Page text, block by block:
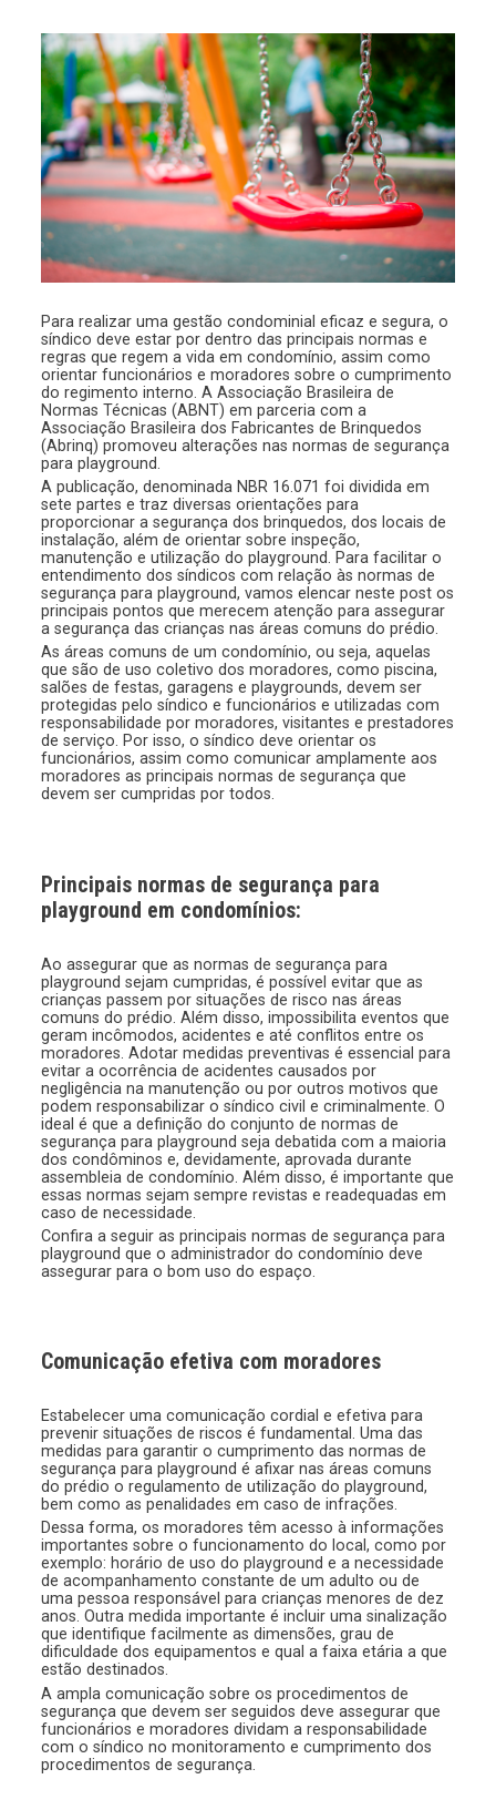
Para realizar uma gestão condominial eficaz e segura, o
síndico deve estar por dentro das principais normas e
regras que regem a vida em condomínio, assim como
orientar funcionários e moradores sobre o cumprimento
do regimento interno. A Associação Brasileira de
Normas Técnicas (ABNT) em parceria com a
Associação Brasileira dos Fabricantes de Brinquedos
(Abrinq) promoveu alterações nas normas de segurança
para playground.
A publicação, denominada NBR 16.071 foi dividida em
sete partes e traz diversas orientações para
proporcionar a segurança dos brinquedos, dos locais de
instalação, além de orientar sobre inspeção,
manutenção e utilização do playground. Para facilitar o
entendimento dos síndicos com relação às normas de
segurança para playground, vamos elencar neste post os
principais pontos que merecem atenção para assegurar
a segurança das crianças nas áreas comuns do prédio.
As áreas comuns de um condomínio, ou seja, aquelas
que são de uso coletivo dos moradores, como piscina,
salões de festas, garagens e playgrounds, devem ser
protegidas pelo síndico e funcionários e utilizadas com
responsabilidade por moradores, visitantes e prestadores
de serviço. Por isso, o síndico deve orientar os
funcionários, assim como comunicar amplamente aos
moradores as principais normas de segurança que
devem ser cumpridas por todos.
Principais normas de segurança para
playground em condomínios:
Ao assegurar que as normas de segurança para
playground sejam cumpridas, é possível evitar que as
crianças passem por situações de risco nas áreas
comuns do prédio. Além disso, impossibilita eventos que
geram incômodos, acidentes e até conflitos entre os
moradores. Adotar medidas preventivas é essencial para
evitar a ocorrência de acidentes causados por
negligência na manutenção ou por outros motivos que
podem responsabilizar o síndico civil e criminalmente. O
ideal é que a definição do conjunto de normas de
segurança para playground seja debatida com a maioria
dos condôminos e, devidamente, aprovada durante
assembleia de condomínio. Além disso, é importante que
essas normas sejam sempre revistas e readequadas em
caso de necessidade.
Confira a seguir as principais normas de segurança para
playground que o administrador do condomínio deve
assegurar para o bom uso do espaço.
Comunicação efetiva com moradores
Estabelecer uma comunicação cordial e efetiva para
prevenir situações de riscos é fundamental. Uma das
medidas para garantir o cumprimento das normas de
segurança para playground é afixar nas áreas comuns
do prédio o regulamento de utilização do playground,
bem como as penalidades em caso de infrações.
Dessa forma, os moradores têm acesso à informações
importantes sobre o funcionamento do local, como por
exemplo: horário de uso do playground e a necessidade
de acompanhamento constante de um adulto ou de
uma pessoa responsável para crianças menores de dez
anos. Outra medida importante é incluir uma sinalização
que identifique facilmente as dimensões, grau de
dificuldade dos equipamentos e qual a faixa etária a que
estão destinados.
A ampla comunicação sobre os procedimentos de
segurança que devem ser seguidos deve assegurar que
funcionários e moradores dividam a responsabilidade
com o síndico no monitoramento e cumprimento dos
procedimentos de segurança.